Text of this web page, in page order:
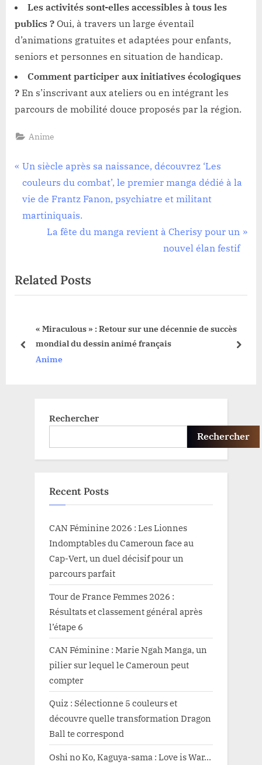
Les activités sont-elles accessibles à tous les
publics ? Oui, à travers un large éventail
d’animations gratuites et adaptées pour enfants,
seniors et personnes en situation de handicap.
Comment participer aux initiatives écologiques
? En s’inscrivant aux ateliers ou en intégrant les
parcours de mobilité douce proposés par la région.
Anime
Navigation
de
l’article
P
r
e
v
s
P
t
Un siècle après sa naissance, découvrez ‘Les
couleurs du combat’, le premier manga dédié à la
vie de Frantz Fanon, psychiatre et militant
martiniquais.
N
t
P
s
t
:
La fête du manga revient à Cherisy pour un
nouvel élan festif
Related Posts
« Miraculous » : Retour sur une décennie de succès
mondial du dessin animé français
Anime
prev next
Rechercher
Rechercher
Recent Posts
CAN Féminine 2026 : Les Lionnes
Indomptables du Cameroun face au
Cap-Vert, un duel décisif pour un
parcours parfait
Tour de France Femmes 2026 :
Résultats et classement général après
l’étape 6
CAN Féminine : Marie Ngah Manga, un
pilier sur lequel le Cameroun peut
compter
Quiz : Sélectionne 5 couleurs et
découvre quelle transformation Dragon
Ball te correspond
Oshi no Ko, Kaguya-sama : Love is War…